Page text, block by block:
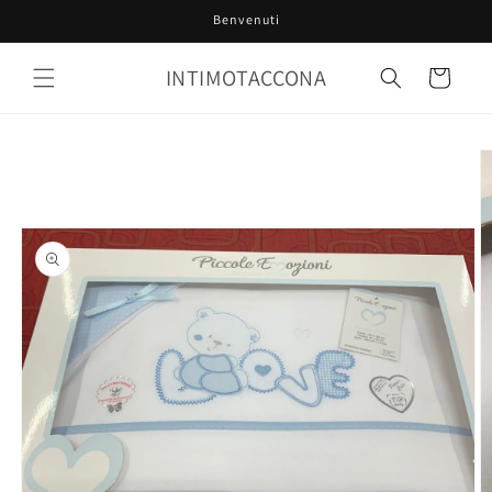
ai contenuti
Benvenuti
INTIMOTACCONA Carrello